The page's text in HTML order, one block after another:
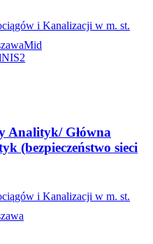
i Kanalizacji w m. st.
Mid
NIS2
Analityk/ Główna
(bezpieczeństwo sieci
i Kanalizacji w m. st.